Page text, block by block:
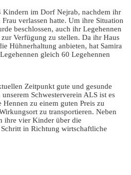
Kindern im Dorf Nejrab, nachdem ihr
verlassen hatte. Um ihre Situation
beschlossen, auch ihr Legehennen
Verfügung zu stellen. Da ihr Haus
Hühnerhaltung anbieten, hat Samira
gleich 60 Legehennen
Zeitpunkt gute und gesunde
Schwesterverein ALS ist es
zu einem guten Preis zu
zu transportieren. Neben
ihre vier Kinder über die
in Richtung wirtschaftliche